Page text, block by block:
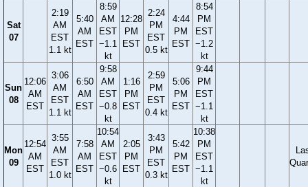
Sat
07
2:19
AM
EST
1.1 kt
5:40
AM
EST
8:59
AM
EST
−1.1
kt
12:28
PM
EST
2:24
PM
EST
0.5 kt
4:44
PM
EST
8:54
PM
EST
−1.2
kt
Sun
08
12:06
AM
EST
3:06
AM
EST
1.1 kt
6:50
AM
EST
9:58
AM
EST
−0.8
kt
1:16
PM
EST
2:59
PM
EST
0.4 kt
5:06
PM
EST
9:44
PM
EST
−1.1
kt
Mon
09
12:54
AM
EST
3:55
AM
EST
1.0 kt
7:58
AM
EST
10:54
AM
EST
−0.6
kt
2:05
PM
EST
3:43
PM
EST
0.3 kt
5:42
PM
EST
10:38
PM
EST
−1.1
kt